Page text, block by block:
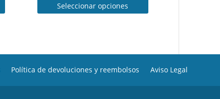
Seleccionar opciones
múltiples
variantes.
Política de devoluciones y reembolsos Aviso Legal